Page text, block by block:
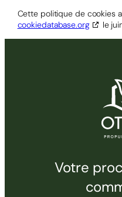
Cette politique de cookies
cookiedatabase.org
le
Votre